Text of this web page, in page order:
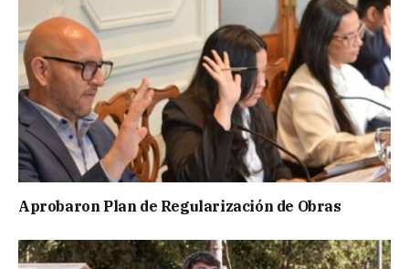
Aprobaron Plan de Regularización de Obras